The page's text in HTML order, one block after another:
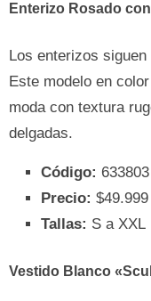
Enterizo Rosado
Los enterizos
Este modelo en
moda con textura
delgadas.
Código: 633803
Precio: $49.999
Tallas: S a XXL
Vestido Blanco